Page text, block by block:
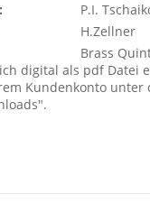
P.I.
H.Zellner
Brass
digital als pdf Datei
Kundenkonto unter